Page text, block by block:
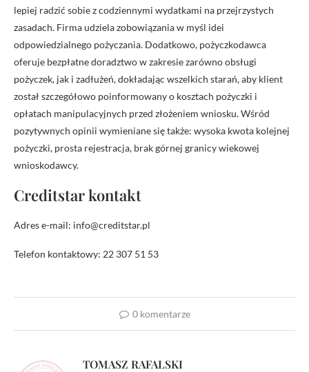
lepiej radzić sobie z codziennymi wydatkami na przejrzystych
zasadach. Firma udziela zobowiązania w myśl idei
odpowiedzialnego pożyczania. Dodatkowo, pożyczkodawca
oferuje bezpłatne doradztwo w zakresie zarówno obsługi
pożyczek, jak i zadłużeń, dokładając wszelkich starań, aby klient
został szczegółowo poinformowany o kosztach pożyczki i
opłatach manipulacyjnych przed złożeniem wniosku. Wśród
pozytywnych opinii wymieniane się także: wysoka kwota kolejnej
pożyczki, prosta rejestracja, brak górnej granicy wiekowej
wnioskodawcy.
Creditstar kontakt
Adres e-mail: info@creditstar.pl
Telefon kontaktowy: 22 307 51 53
0 komentarze
TOMASZ RAFALSKI